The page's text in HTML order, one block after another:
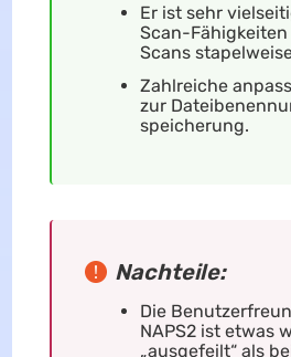
Er ist sehr
Scan-
Scans
Zahlreiche
zur
speicherung.
Nachteile:
Die
NAPS2 ist etwas
„ausgefeilt“ als